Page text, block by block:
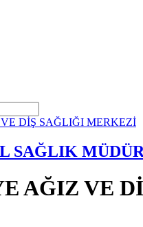
SAĞLIK
AĞIZ VE